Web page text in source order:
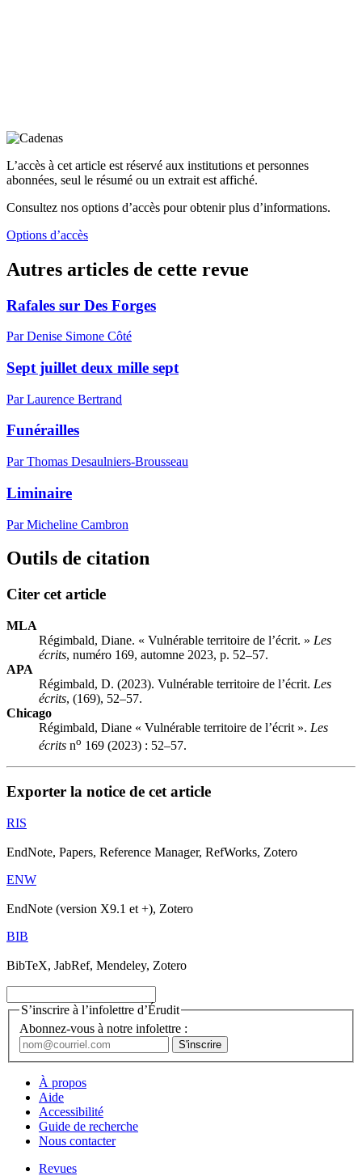
L’accès à cet article est réservé aux institutions et personnes
abonnées, seul le résumé ou un extrait est affiché.
Consultez nos options d’accès pour obtenir plus d’informations.
Options d’accès
Autres articles de cette revue
Rafales sur Des Forges
Par Denise Simone Côté
Sept juillet deux mille sept
Par Laurence Bertrand
Funérailles
Par Thomas Desaulniers-Brousseau
Liminaire
Par Micheline Cambron
Outils de citation
Citer cet article
MLA
Régimbald, Diane. « Vulnérable territoire de l’écrit. » Les
écrits, numéro 169, automne 2023, p. 52–57.
APA
Régimbald, D. (2023). Vulnérable territoire de l’écrit. Les
écrits, (169), 52–57.
Chicago
Régimbald, Diane « Vulnérable territoire de l’écrit ». Les
écrits no 169 (2023) : 52–57.
Exporter la notice de cet article
RIS
EndNote, Papers, Reference Manager, RefWorks, Zotero
ENW
EndNote (version X9.1 et +), Zotero
BIB
BibTeX, JabRef, Mendeley, Zotero
S’inscrire à l’infolettre d’Érudit
Abonnez-vous à notre infolettre :
À propos
Aide
Accessibilité
Guide de recherche
Nous contacter
Revues